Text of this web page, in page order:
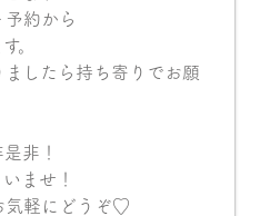
予約から
。
したら持ち寄りでお願
非！
ませ！
気軽にどうぞ♡